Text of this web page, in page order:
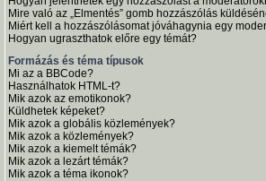
Mire való az „Elmentés” gomb hozzászólás
Miért kell a hozzászólásomat jóváhagynia egy
Hogyan ugraszthatok előre egy témát?
Formázás és téma típusok
Mi az a BBCode?
Használhatok HTML-t?
Mik azok az emotikonok?
Küldhetek képeket?
Mik azok a globális közlemények?
Mik azok a közlemények?
Mik azok a kiemelt témák?
Mik azok a lezárt témák?
Mik azok a téma ikonok?